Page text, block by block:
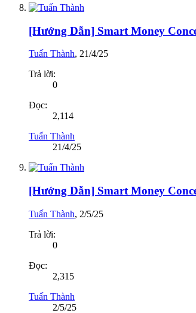
[Hướng Dẫn] Smart Money
Tuấn Thành, 21/4/25
Trả lời:
0
Đọc:
2,114
Tuấn Thành
21/4/25
[Hướng Dẫn] Smart Money
Tuấn Thành, 2/5/25
Trả lời:
0
Đọc:
2,315
Tuấn Thành
2/5/25